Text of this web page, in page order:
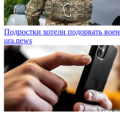
Подростки хотели подорвать
ura.news